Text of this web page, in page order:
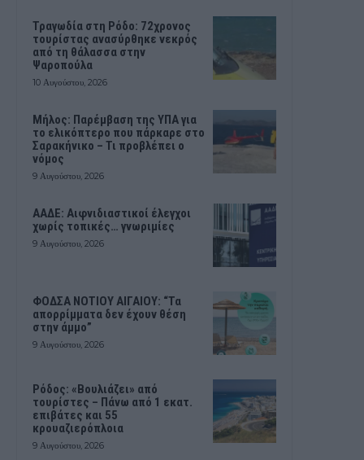
Τραγωδία στη Ρόδο: 72χρονος
τουρίστας ανασύρθηκε νεκρός
από τη θάλασσα στην
Ψαροπούλα
10 Αυγούστου, 2026
Μήλος: Παρέμβαση της ΥΠΑ για
το ελικόπτερο που πάρκαρε στο
Σαρακήνικο – Τι προβλέπει ο
νόμος
9 Αυγούστου, 2026
ΑΑΔΕ: Αιφνιδιαστικοί έλεγχοι
χωρίς τοπικές… γνωριμίες
9 Αυγούστου, 2026
ΦΟΔΣΑ ΝΟΤΙΟΥ ΑΙΓΑΙΟΥ: “Τα
απορρίμματα δεν έχουν θέση
στην άμμο”
9 Αυγούστου, 2026
Ρόδος: «Βουλιάζει» από
τουρίστες – Πάνω από 1 εκατ.
επιβάτες και 55
κρουαζιερόπλοια
9 Αυγούστου, 2026